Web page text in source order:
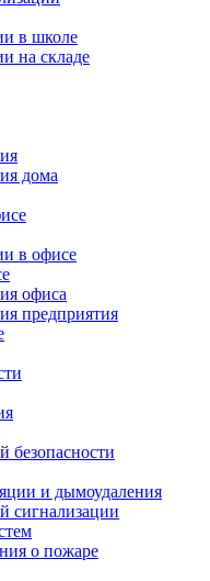
в школе
на складе
дома
в офисе
офиса
предприятия
безопасности
и дымоудаления
сигнализации
о пожаре